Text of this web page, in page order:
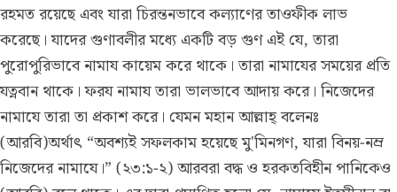
রহমত রয়েছে এবং যারা চিরন্তনভাবে কল্যাণের তাওফীক লাভ
করেছে। যাদের গুণাবলীর মধ্যে একটি বড় গুণ এই যে, তারা
পুরোপুরিভাবে নামায কায়েম করে থাকে। তারা নামাযের সময়ের প্রতি
যত্নবান থাকে। ফরয নামায তারা ভালভাবে আদায় করে। নিজেদের
নামাযে তারা তা প্রকাশ করে। যেমন মহান আল্লাহ্ বলেনঃ
(আরবি)অর্থাৎ “অবশ্যই সফলকাম হয়েছে মু'মিনগণ, যারা বিনয়-নম্র
নিজেদের নামাযে।” (২৩:১-২) আরবরা বদ্ধ ও হরকতবিহীন পানিকেও